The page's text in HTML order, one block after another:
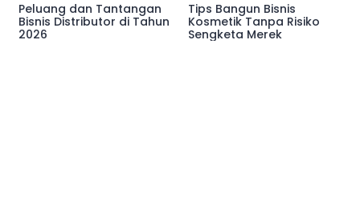
Peluang dan Tantangan
Bisnis Distributor di Tahun
2026
Tips Bangun Bisnis
Kosmetik Tanpa Risiko
Sengketa Merek